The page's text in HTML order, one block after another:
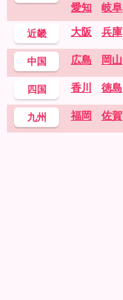
愛知
岐阜
近畿 大阪 兵庫
中国 広島 岡山
四国 香川 徳島
九州 福岡 佐賀